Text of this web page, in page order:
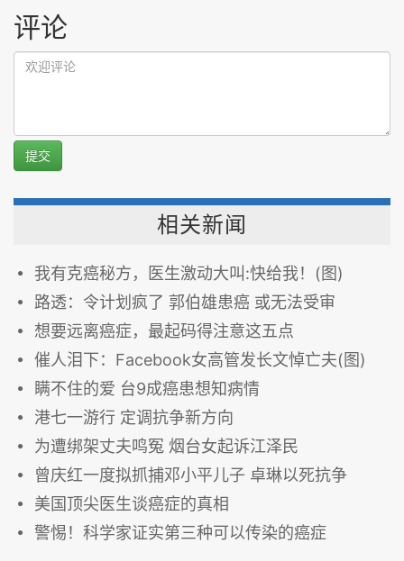
评论
提交
相关新闻
我有克癌秘方，医生激动大叫:快给我！(图)
路透：令计划疯了 郭伯雄患癌 或无法受审
想要远离癌症，最起码得注意这五点
催人泪下：Facebook女高管发长文悼亡夫(图)
瞒不住的爱 台9成癌患想知病情
港七一游行 定调抗争新方向
为遭绑架丈夫鸣冤 烟台女起诉江泽民
曾庆红一度拟抓捕邓小平儿子 卓琳以死抗争
美国顶尖医生谈癌症的真相
警惕！科学家证实第三种可以传染的癌症